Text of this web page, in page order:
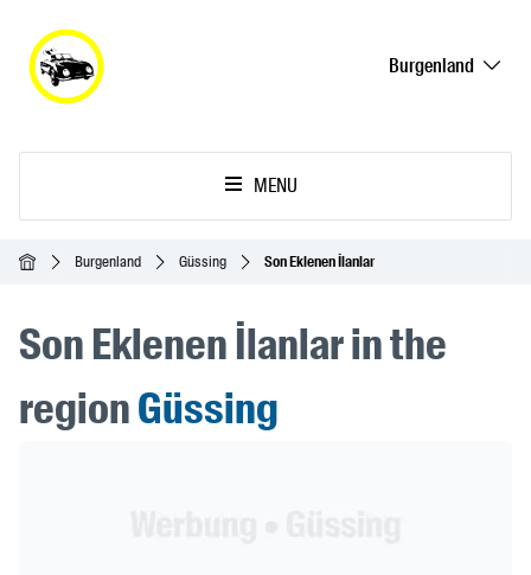
Burgenland
MENU
Ana SayfaBurgenland Güssing Son Eklenen İlanlar
Son Eklenen İlanlar in the
regionGüssing